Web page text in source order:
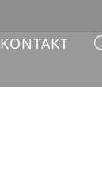
KONTAKT